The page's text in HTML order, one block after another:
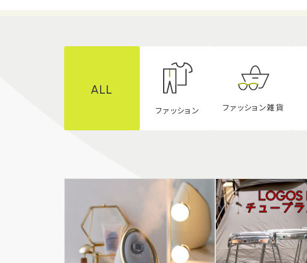
ALL
ファッション ファッション雑貨